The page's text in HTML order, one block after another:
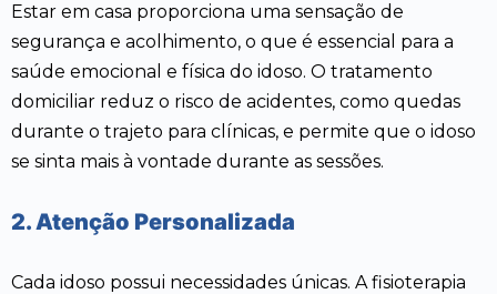
Estar em casa proporciona uma sensação de
segurança e acolhimento, o que é essencial para a
saúde emocional e física do idoso. O tratamento
domiciliar reduz o risco de acidentes, como quedas
durante o trajeto para clínicas, e permite que o idoso
se sinta mais à vontade durante as sessões.
2. Atenção Personalizada
Cada idoso possui necessidades únicas. A fisioterapia